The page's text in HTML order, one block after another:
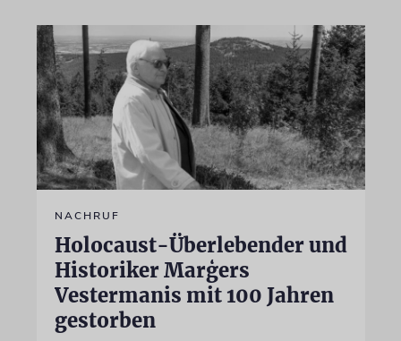
NACHRUF
Holocaust-Überlebender und
Historiker Marģers
Vestermanis mit 100 Jahren
gestorben